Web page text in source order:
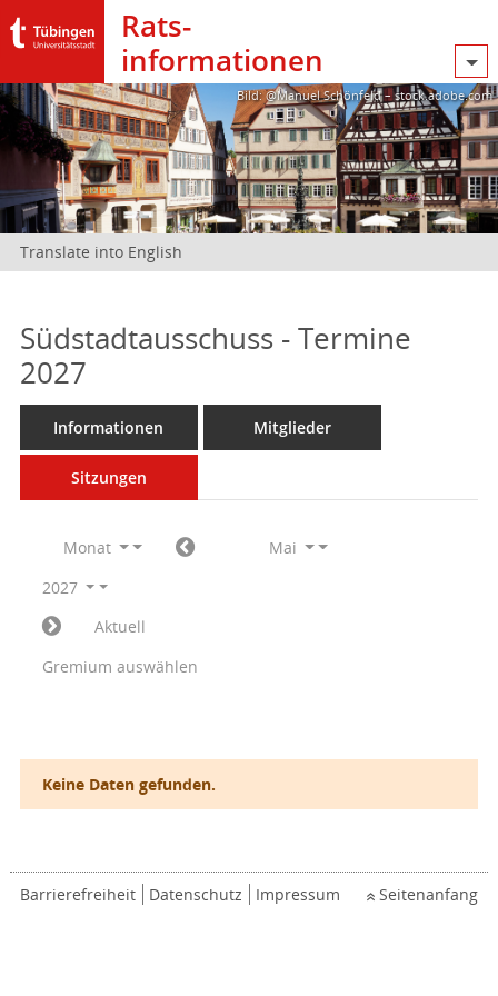
Rats­
informationen
Bild: @Manuel Schönfeld – stock.adobe.com
Translate into English
Südstadtausschuss - Termine
2027
Informationen Mitglieder
Sitzungen
Monat
Mai
2027
Aktuell
Gremium auswählen
Keine Daten gefunden.
Barrierefreiheit Datenschutz Impressum Seitenanfang